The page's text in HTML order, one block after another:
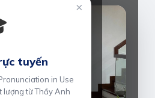
×
tuyến
in Use
lượng từ Thầy Anh